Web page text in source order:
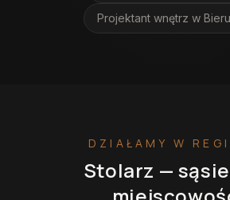
Projektant wnętrz w
DZIAŁAMY W
Stolarz —